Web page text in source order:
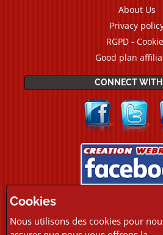
About Us
Privacy
RGPD -
Good plan
CONNECT
PAYMENTS
Cookies
Nous utilisons des cookies pour